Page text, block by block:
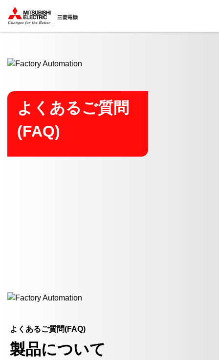
ここから本文
よくあるご質問
(FAQ)
よくあるご質問(FAQ)
製品について